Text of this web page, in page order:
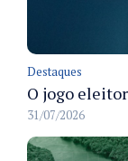
Destaques
O jogo
31/07/2026